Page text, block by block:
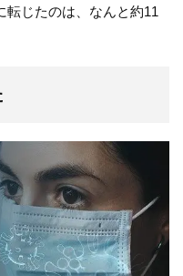
転じたのは、なんと約11